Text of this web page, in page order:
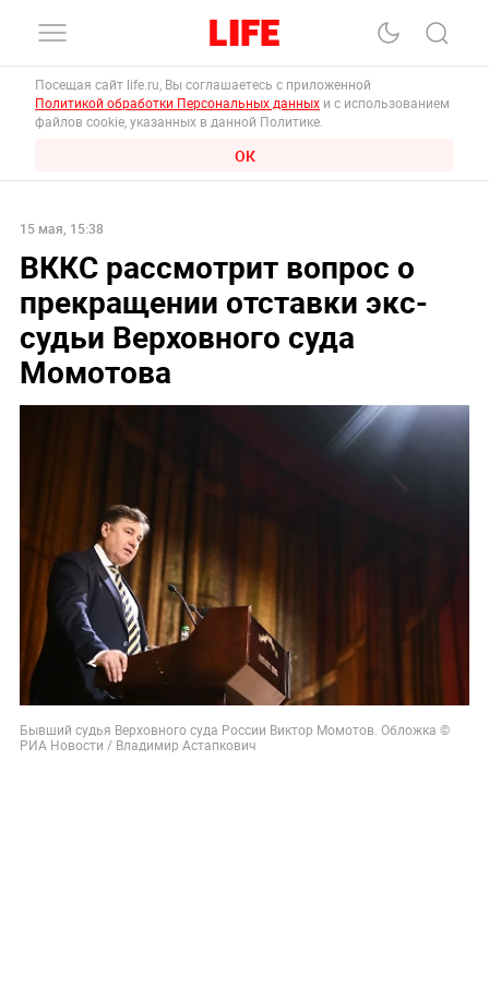
Посещая сайт life.ru, Вы соглашаетесь с приложенной
Политикой обработки Персональных данных и с использованием
файлов cookie, указанных в данной Политике.
ОК
15 мая, 15:38
ВККС рассмотрит вопрос о
прекращении отставки экс-
судьи Верховного суда
Момотова
Бывший судья Верховного суда России Виктор Момотов. Обложка ©
РИА Новости / Владимир Астапкович